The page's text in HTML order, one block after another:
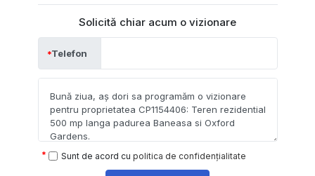
Solicită chiar acum o vizionare
Telefon
Sunt de acord cu politica de confidențialitate